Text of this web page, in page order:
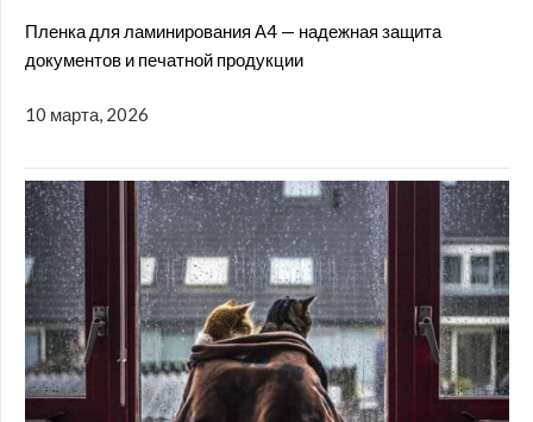
Пленка для ламинирования А4 — надежная защита
документов и печатной продукции
10 марта, 2026